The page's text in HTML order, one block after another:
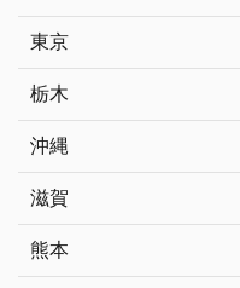
東京
栃木
沖縄
滋賀
熊本